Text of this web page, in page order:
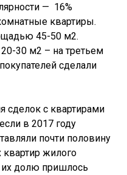
— 16%
квартиры.
45-50 м2.
30 м2 – на третьем
сделали
сделок с квартирами
в 2017 году
почти половину
квартир жилого
их долю пришлось